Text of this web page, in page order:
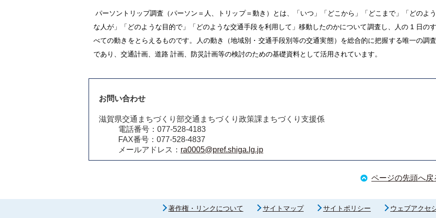
パーソントリップ調査（パーソン＝人、トリップ＝動き）とは、「いつ」「どこから」「どこまで」「どのよう
な人が」「どのような目的で」「どのような交通手段を利用して」移動したのかについて調査し、人の 1 日のす
べての動きをとらえるものです。人の動き（地域別・交通手段別等の交通実態）を総合的に把握する唯一の調査
であり、交通計画、道路 計画、防災計画等の検討のための基礎資料として活用されています。
お問い合わせ
滋賀県交通まちづくり部交通まちづくり政策課まちづくり支援係
電話番号：077-528-4183
FAX番号：077-528-4837
メールアドレス： ra0005@pref.shiga.lg.jp
ページの先頭へ戻
著作権・リンクについて サイトマップ サイトポリシー ウェブアクセ